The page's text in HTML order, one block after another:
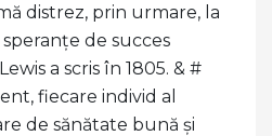
distrez, prin urmare, la
de succes
a scris în 1805. & #
fiecare individ al
de sănătate bună și